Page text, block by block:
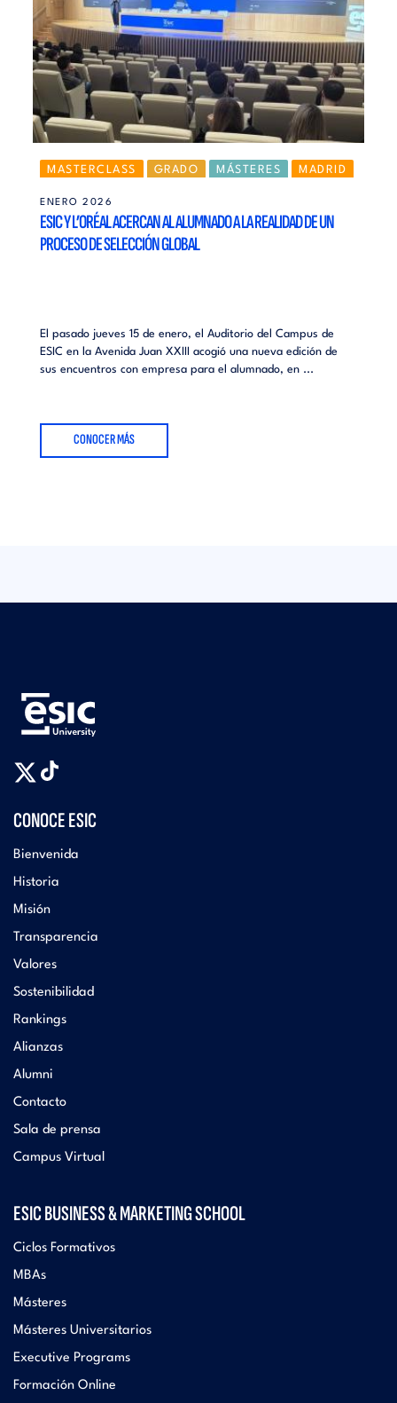
MASTERCLASS GRADO MÁSTERES MADRID
EMPLEABILIDAD
ENERO 2026
ESIC Y L’ORÉAL ACERCAN AL ALUMNADO A LA REALIDAD DE UN
PROCESO DE SELECCIÓN GLOBAL
El pasado jueves 15 de enero, el Auditorio del Campus de
ESIC en la Avenida Juan XXIII acogió una nueva edición de
sus encuentros con empresa para el alumnado, en ...
CONOCER MÁS
CONOCE ESIC
Bienvenida
Historia
Misión
Transparencia
Valores
Sostenibilidad
Rankings
Alianzas
Alumni
Contacto
Sala de prensa
Campus Virtual
ESIC BUSINESS & MARKETING SCHOOL
Ciclos Formativos
MBAs
Másteres
Másteres Universitarios
Executive Programs
Formación Online